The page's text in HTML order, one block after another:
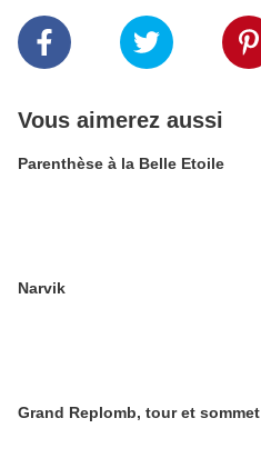
Vous aimerez aussi
Parenthèse à la Belle Etoile
Narvik
Grand Replomb, tour et sommet